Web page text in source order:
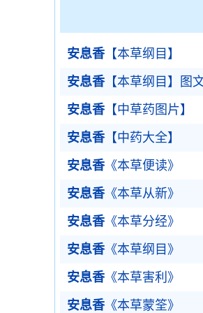
安息香【本草纲目】
安息香【本草纲目】图
安息香【中草药图片】
安息香【中药大全】
安息香《本草便读》
安息香《本草从新》
安息香《本草分经》
安息香《本草纲目》
安息香《本草害利》
安息香《本草蒙筌》